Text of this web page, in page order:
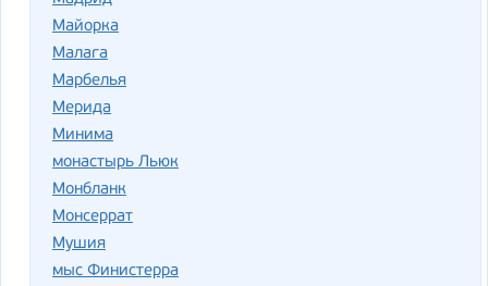
Майорка
Малага
Марбелья
Мерида
Минима
монастырь Льюк
Монбланк
Монсеррат
Мушия
мыс Финистерра